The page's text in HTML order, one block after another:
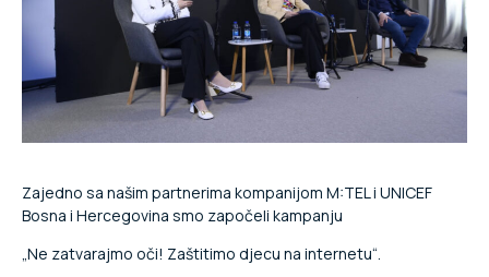
Zajedno sa našim partnerima kompanijom M:TEL i UNICEF
Bosna i Hercegovina smo započeli kampanju
„Ne zatvarajmo oči! Zaštitimo djecu na internetu“.